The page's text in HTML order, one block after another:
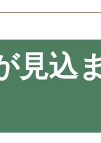
見込